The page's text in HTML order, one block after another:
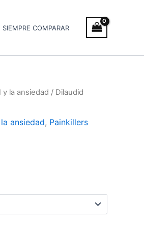
SIEMPRE COMPARAR
la ansiedad / Dilaudid
ansiedad, Painkillers